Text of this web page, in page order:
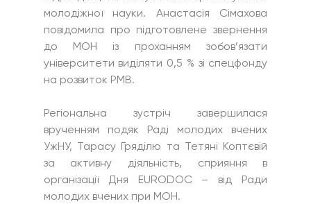
молодіжної науки. Анастасія Сімахова
повідомила про підготовлене звернення
до МОН із проханням зобов’язати
університети виділяти 0,5 % зі спецфонду
на розвиток РМВ.
Регіональна зустріч завершилася
врученням подяк Раді молодих вчених
УжНУ, Тарасу Гряділю та Тетяні Коптєвій
за активну діяльність, сприяння в
організації Дня EURODOC – від Ради
молодих вчених при МОН.